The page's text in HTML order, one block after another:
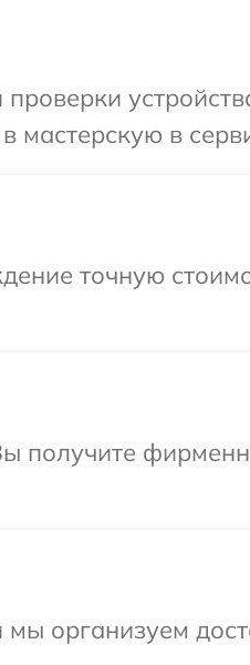
мастерскую в
точную
получите
организуем